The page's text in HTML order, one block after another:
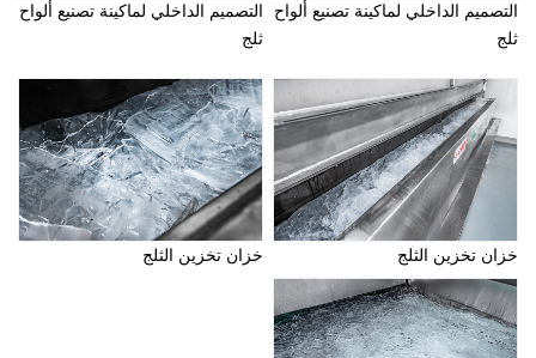
التصميم الداخلي لماكينة تصنيع ألواح
ثلج
التصميم الداخلي لماكينة تصنيع ألواح
ثلج
خزان تخزين الثلج خزان تخزين الثلج